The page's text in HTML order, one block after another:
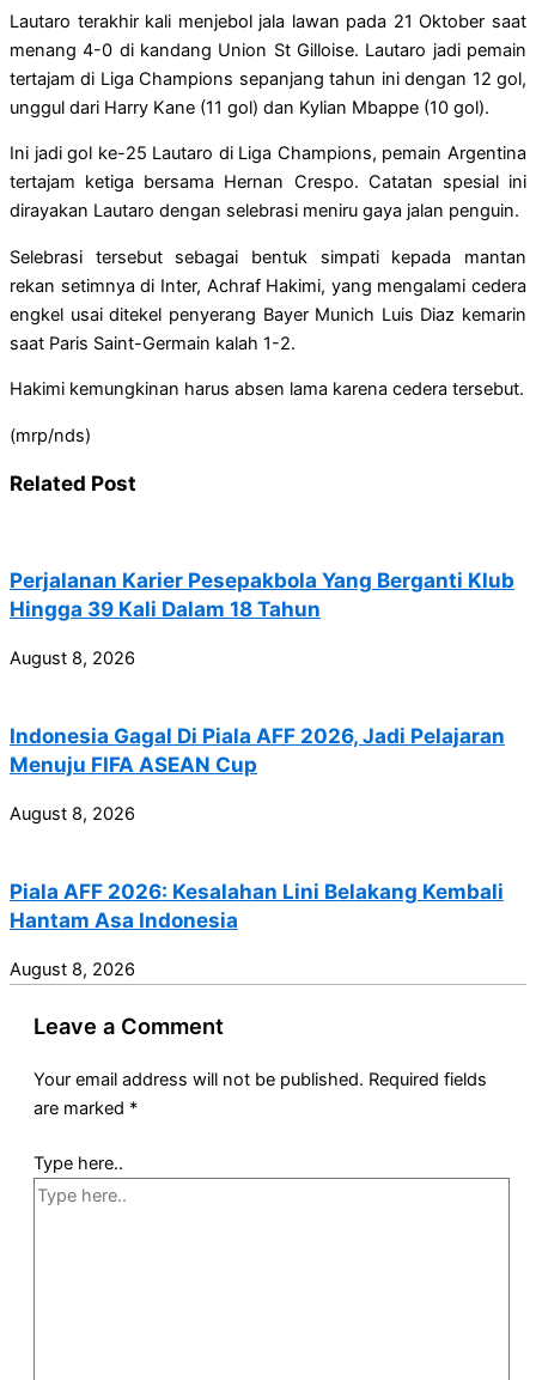
Lautaro terakhir kali menjebol jala lawan pada 21 Oktober saat
menang 4-0 di kandang Union St Gilloise. Lautaro jadi pemain
tertajam di Liga Champions sepanjang tahun ini dengan 12 gol,
unggul dari Harry Kane (11 gol) dan Kylian Mbappe (10 gol).
Ini jadi gol ke-25 Lautaro di Liga Champions, pemain Argentina
tertajam ketiga bersama Hernan Crespo. Catatan spesial ini
dirayakan Lautaro dengan selebrasi meniru gaya jalan penguin.
Selebrasi tersebut sebagai bentuk simpati kepada mantan
rekan setimnya di Inter, Achraf Hakimi, yang mengalami cedera
engkel usai ditekel penyerang Bayer Munich Luis Diaz kemarin
saat Paris Saint-Germain kalah 1-2.
Hakimi kemungkinan harus absen lama karena cedera tersebut.
(mrp/nds)
Related Post
Perjalanan Karier Pesepakbola Yang Berganti Klub
Hingga 39 Kali Dalam 18 Tahun
August 8, 2026
Indonesia Gagal Di Piala AFF 2026, Jadi Pelajaran
Menuju FIFA ASEAN Cup
August 8, 2026
Piala AFF 2026: Kesalahan Lini Belakang Kembali
Hantam Asa Indonesia
August 8, 2026
Leave a Comment
Your email address will not be published. Required fields
are marked *
Type here..